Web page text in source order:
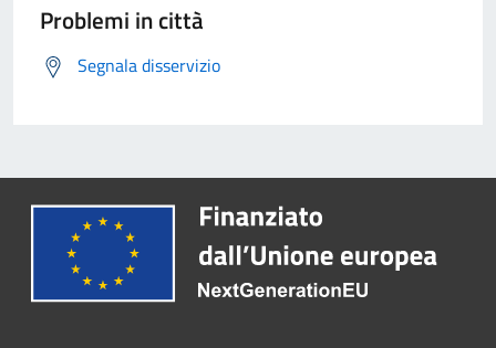
Problemi in città
Segnala disservizio